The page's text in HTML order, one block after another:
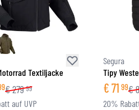
HELM ERSATZTEILE
HELMFUTTER
FASHION
TASCHEN
Textiljacke
€279 99
auf UVP
Segura
Tipy Weste
€71 99€
20%